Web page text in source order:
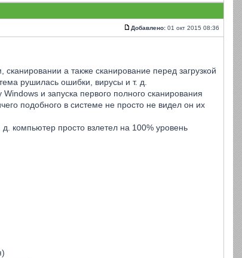
Добавлено: 01 окт 2015 08:36
а также сканирование перед загрузкой
рушилась ошибки, вирусы и т. д.
и запуска первого полного сканирования
подобного в системе не просто не видел он их
компьютер просто взлетел на 100% уровень